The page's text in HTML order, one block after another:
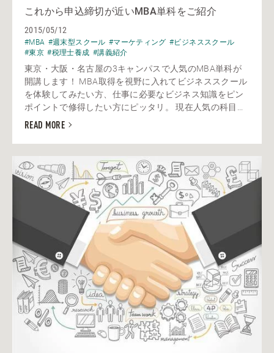
これから申込締切が近いMBA単科をご紹介
2015/05/12
#MBA #週末型スクール #マーケティング #ビジネススクール
#東京 #税理士養成 #講義紹介
東京・大阪・名古屋の3キャンパスで人気のMBA単科が
開講します！ MBA取得を視野に入れてビジネススクール
を体験してみたい方、仕事に必要なビジネス知識をピン
ポイントで修得したい方にピッタリ。 現在人気の科目...
READ MORE